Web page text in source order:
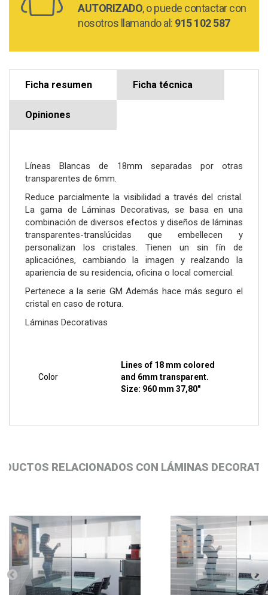
AUTORIZADO, o puede contactar con
nosotros llamando al: 915 102 587
Ficha resumen Ficha técnica
Opiniones
Líneas Blancas de 18mm separadas por otras
transparentes de 6mm.
Reduce parcialmente la visibilidad a través del cristal.
La gama de Láminas Decorativas, se basa en una
combinación de diversos efectos y diseños de láminas
transparentes-translúcidas que embellecen y
personalizan los cristales. Tienen un sin fín de
aplicaciónes, cambiando la imagen y realzando la
apariencia de su residencia, oficina o local comercial.
Pertenece a la serie GM Además hace más seguro el
cristal en caso de rotura.
Láminas Decorativas
Color
Lines of 18 mm colored
and 6mm transparent.
Size: 960 mm 37,80"
RELACIONADOS CON LÁMINAS